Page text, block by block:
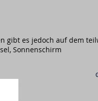
gibt es jedoch auf dem
Sonnenschirm